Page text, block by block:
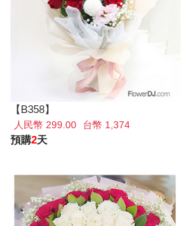
【B358】
人民幣 299.00 台幣 1,374
預購2天